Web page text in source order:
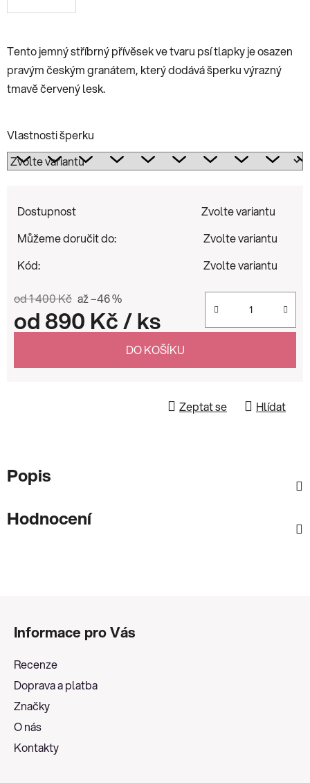
Tento jemný stříbrný přívěsek ve tvaru psí tlapky je osazen
pravým českým granátem, který dodává šperku výrazný
tmavě červený lesk.
Vlastnosti šperku
Dostupnost
Zvolte variantu
Můžeme doručit do:
Zvolte variantu
Kód:
Zvolte variantu
od 1 400 Kč až –46 %
od890 Kč/ ks
DO KOŠÍKU
Zeptat se Hlídat
Popis
Hodnocení
Informace pro Vás
Recenze
Doprava a platba
Značky
O nás
Kontakty